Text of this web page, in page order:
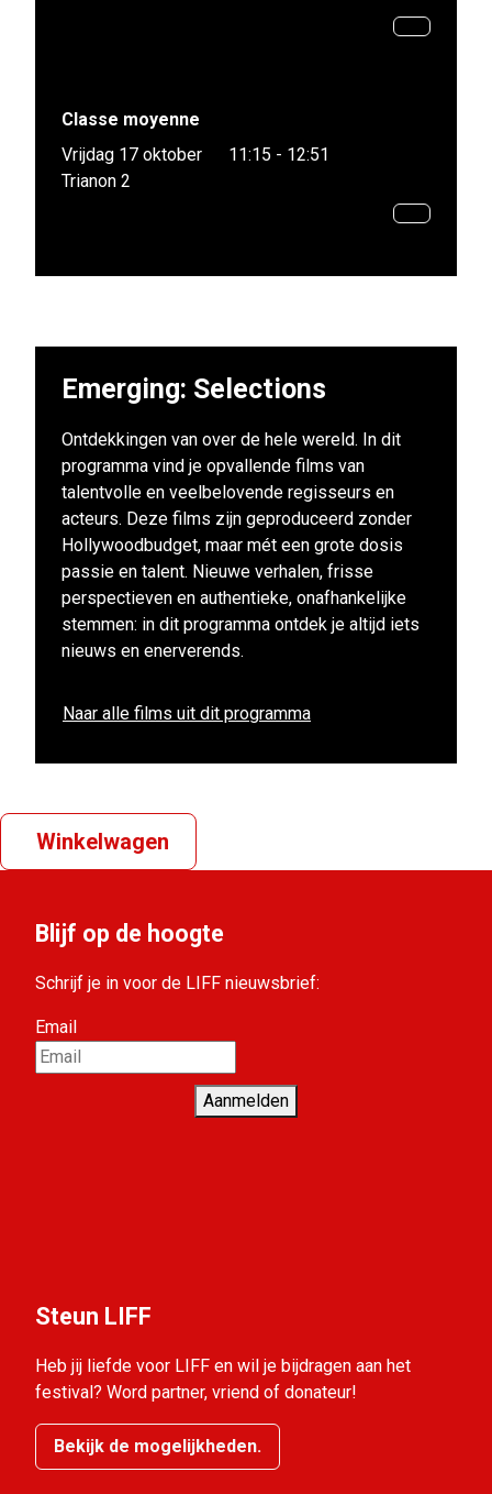
Classe moyenne
Vrijdag 17 oktober
11:15 - 12:51
Trianon 2
Emerging: Selections
Ontdekkingen van over de hele wereld. In dit
programma vind je opvallende films van
talentvolle en veelbelovende regisseurs en
acteurs. Deze films zijn geproduceerd zonder
Hollywoodbudget, maar mét een grote dosis
passie en talent. Nieuwe verhalen, frisse
perspectieven en authentieke, onafhankelijke
stemmen: in dit programma ontdek je altijd iets
nieuws en enerverends.
Naar alle films uit dit programma
Winkelwagen
Blijf op de hoogte
Schrijf je in voor de LIFF nieuwsbrief:
Email
Aanmelden
Steun LIFF
Heb jij liefde voor LIFF en wil je bijdragen aan het
festival? Word partner, vriend of donateur!
Bekijk de mogelijkheden.